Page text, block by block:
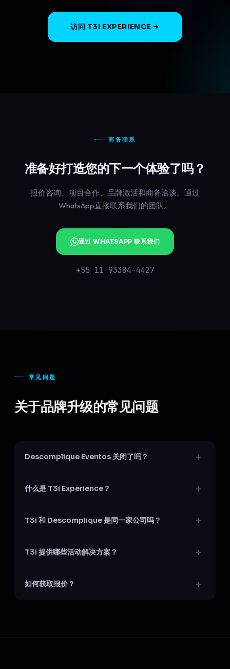
访问 T3I EXPERIENCE
商务联系
准备好打造您的下一个体验了吗？
报价咨询、项目合作、品牌激活和商务洽谈。通过
WhatsApp直接联系我们的团队。
通过 WHATSAPP 联系我们
+55 11 93384-4427
常见问题
关于品牌升级的常见问题
Descomplique Eventos 关闭了吗？
一变更反映了公司的成熟发展及其在科技、互动、创新和人工
什么是 T3i Experience？
（Technology），三个 i 分别代表互动（Interactivity）、创
T3i 和 Descomplique 是同一家公司吗？
面专注于品牌体验和促销激活的科技解决方案。
T3i 提供哪些活动解决方案？
品牌激活、展会和会议体验、实时内容以及虚实融合和沉浸式
如何获取报价？